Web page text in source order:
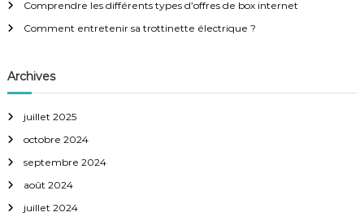
n
e
l
’
a
Comprendre les différents types d’offres de box internet
Comment entretenir sa trottinette électrique ?
Archives
juillet 2025
octobre 2024
septembre 2024
août 2024
juillet 2024